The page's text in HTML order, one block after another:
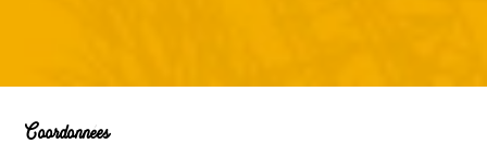
Coordonnées